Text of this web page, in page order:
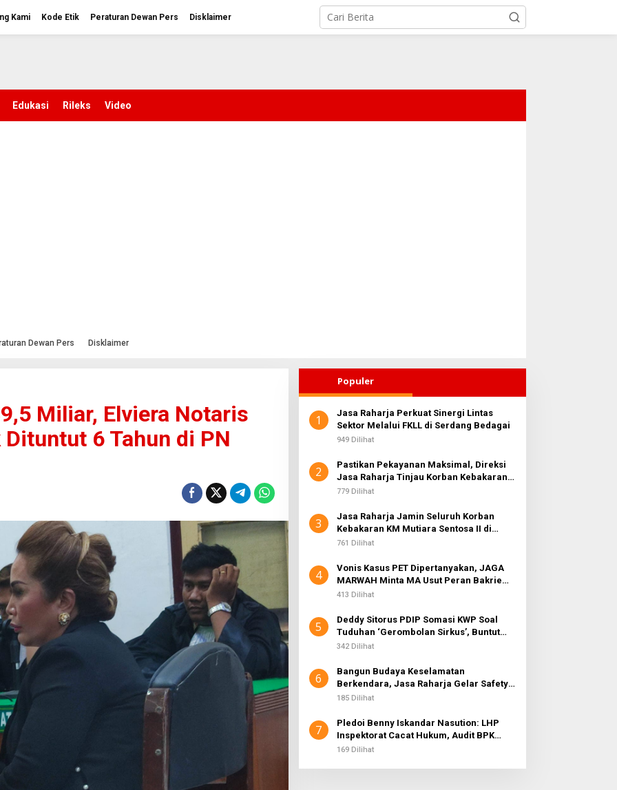
Kami Kode Etik Peraturan Dewan Pers Disklaimer
Edukasi Rileks Video
Dewan Pers Disklaimer
Miliar, Elviera Notaris
6 Tahun di PN
Populer
1
Jasa Raharja Perkuat Sinergi Lintas
Sektor Melalui FKLL di Serdang Bedagai
949 Dilihat
2
Pastikan Pekayanan Maksimal, Direksi
Jasa Raharja Tinjau Korban Kebakaran
KM Mutiara Sentosa II
779 Dilihat
3
Jasa Raharja Jamin Seluruh Korban
Kebakaran KM Mutiara Sentosa II di
Perairan Sumenep
761 Dilihat
4
Vonis Kasus PET Dipertanyakan, JAGA
MARWAH Minta MA Usut Peran Bakrie
Group
413 Dilihat
5
Deddy Sitorus PDIP Somasi KWP Soal
Tuduhan ‘Gerombolan Sirkus’, Buntut
Rapat Komisi II Dipimpin Sufmi Dasco
342 Dilihat
6
Bangun Budaya Keselamatan
Berkendara, Jasa Raharja Gelar Safety
Campaign di PT Pasifik Medan Industri
185 Dilihat
7
Pledoi Benny Iskandar Nasution: LHP
Inspektorat Cacat Hukum, Audit BPK
Nihil Temuan
169 Dilihat